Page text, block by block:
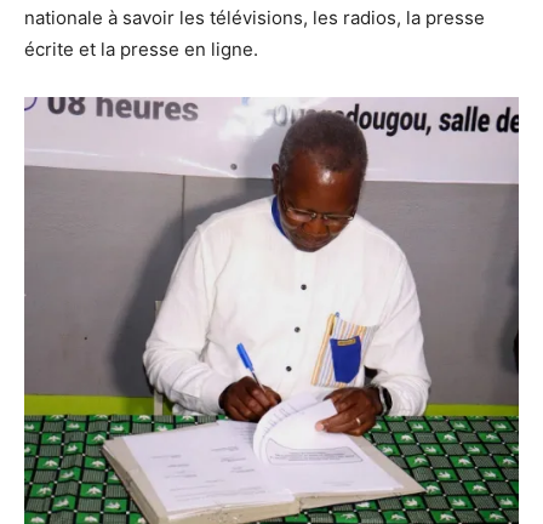
nationale à savoir les télévisions, les radios, la presse
écrite et la presse en ligne.